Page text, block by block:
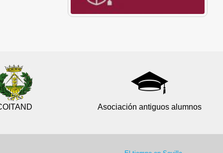
Asociación antiguos alumnos